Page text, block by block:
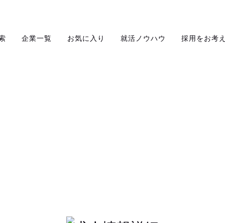
企業一覧 お気に入り 就活ノウハウ 採用をお考